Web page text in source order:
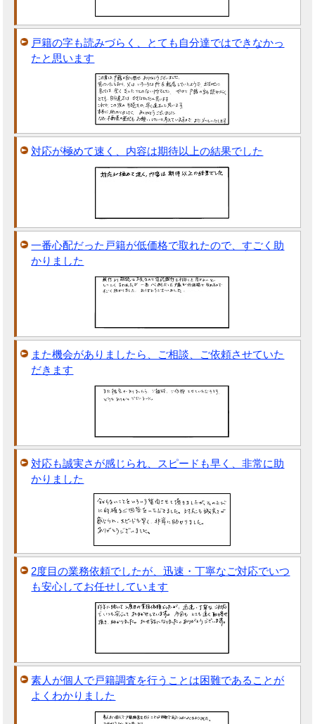
戸籍の字も読みづらく、とても自分達ではできなかっ
たと思います
対応が極めて速く、内容は期待以上の結果でした
一番心配だった戸籍が低価格で取れたので、すごく助
かりました
また機会がありましたら、ご相談、ご依頼させていた
だきます
対応も誠実さが感じられ、スピードも早く、非常に助
かりました
2度目の業務依頼でしたが、迅速・丁寧なご対応でいつ
も安心してお任せしています
素人が個人で戸籍調査を行うことは困難であることが
よくわかりました